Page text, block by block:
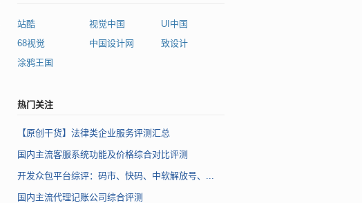
站酷 视觉中国
UI中国
68视觉
中国设计网
致设计
涂鸦王国
热门关注
【原创干货】法律类企业服务评测汇总
国内主流客服系统功能及价格综合对比评测
开发众包平台综评：码市、快码、中软解放号、...
国内主流代理记账公司综合评测